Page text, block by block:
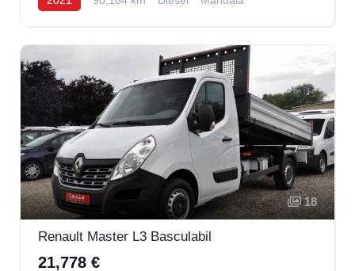
18
Renault Master L3 Basculabil
21,778 €